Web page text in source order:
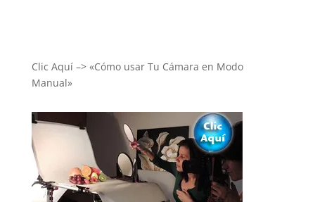
Clic Aquí –> «Cómo usar Tu Cámara en Modo
Manual»